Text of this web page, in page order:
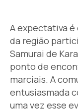
A expectativa
da região
Samurai de
ponto de
marciais. A
entusiasmada
uma vez esse